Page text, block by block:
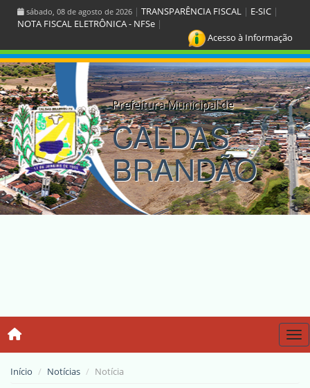
sábado, 08 de agosto de 2026 | TRANSPARÊNCIA FISCAL | E-SIC |
NOTA FISCAL ELETRÔNICA - NFSe |
Acesso à Informação
Prefeitura Municipal de
CALDAS
BRANDÃO
Início Notícias Notícia